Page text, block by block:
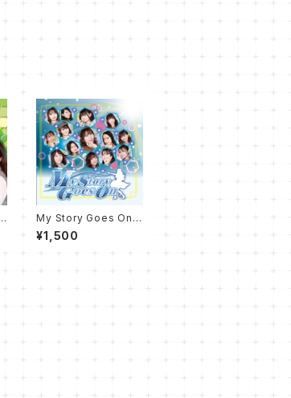
My Story Goes On/
CD
¥1,500